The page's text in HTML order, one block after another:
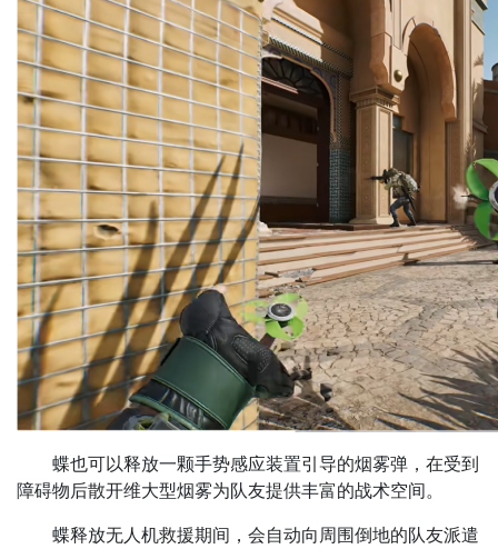
蝶也可以释放一颗手势感应装置引导的烟雾弹，在受到
障碍物后散开维大型烟雾为队友提供丰富的战术空间。
蝶释放无人机救援期间，会自动向周围倒地的队友派遣